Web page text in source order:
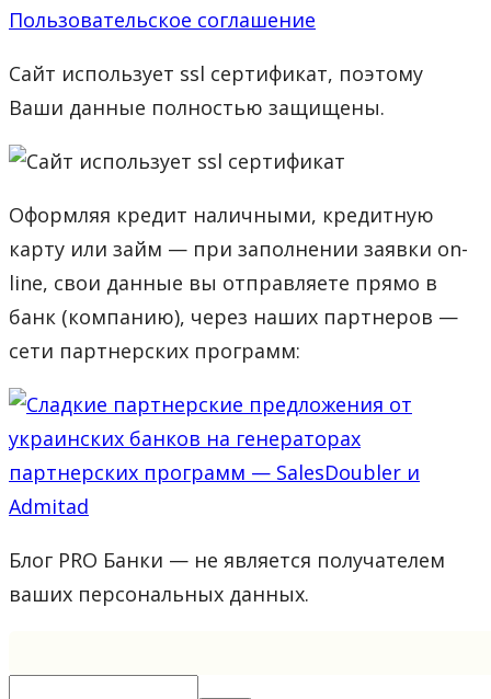
Пользовательское соглашение
Сайт использует ssl сертификат, поэтому
Ваши данные полностью защищены.
Оформляя кредит наличными, кредитную
карту или займ — при заполнении заявки on-
line, свои данные вы отправляете прямо в
банк (компанию), через наших партнеров —
сети партнерских программ:
Блог PRO Банки — не является получателем
ваших персональных данных.